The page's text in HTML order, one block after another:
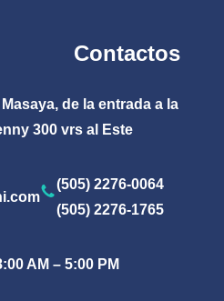
Contactos
de la entrada a la
300 vrs al Este
(505) 2276-0064
(505) 2276-1765
AM – 5:00 PM